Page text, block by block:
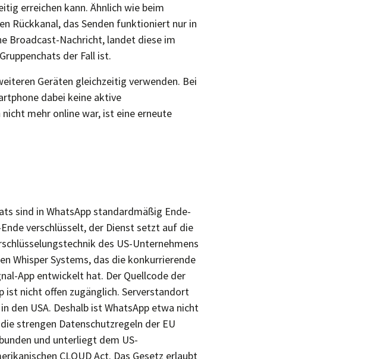
erreichen kann. Ähnlich wie beim
Rückkanal, das Senden funktioniert nur in
Broadcast-Nachricht, landet diese im
der Fall ist.
Geräten gleichzeitig verwenden. Bei
dabei keine aktive
mehr online war, ist eine erneute
sind in WhatsApp standardmäßig Ende-
verschlüsselt, der Dienst setzt auf die
des US-Unternehmens
Whisper Systems, das die konkurrierende
App entwickelt hat. Der Quellcode der
ist nicht offen zugänglich. Serverstandort
den USA. Deshalb ist WhatsApp etwa nicht
strengen Datenschutzregeln der EU
und unterliegt dem US-
CLOUD Act. Das Gesetz erlaubt